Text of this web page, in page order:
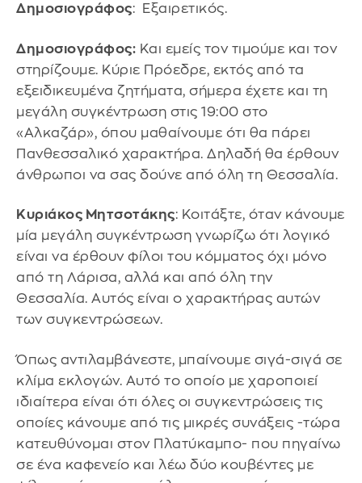
Δημοσιογράφος: Εξαιρετικός.
Δημοσιογράφος: Και εμείς τον τιμούμε και τον
στηρίζουμε. Κύριε Πρόεδρε, εκτός από τα
εξειδικευμένα ζητήματα, σήμερα έχετε και τη
μεγάλη συγκέντρωση στις 19:00 στο
«Αλκαζάρ», όπου μαθαίνουμε ότι θα πάρει
Πανθεσσαλικό χαρακτήρα. Δηλαδή θα έρθουν
άνθρωποι να σας δούνε από όλη τη Θεσσαλία.
Κυριάκος Μητσοτάκης: Κοιτάξτε, όταν κάνουμε
μία μεγάλη συγκέντρωση γνωρίζω ότι λογικό
είναι να έρθουν φίλοι του κόμματος όχι μόνο
από τη Λάρισα, αλλά και από όλη την
Θεσσαλία. Αυτός είναι ο χαρακτήρας αυτών
των συγκεντρώσεων.
Όπως αντιλαμβάνεστε, μπαίνουμε σιγά-σιγά σε
κλίμα εκλογών. Αυτό το οποίο με χαροποιεί
ιδιαίτερα είναι ότι όλες οι συγκεντρώσεις τις
οποίες κάνουμε από τις μικρές συνάξεις -τώρα
κατευθύνομαι στον Πλατύκαμπο- που πηγαίνω
σε ένα καφενείο και λέω δύο κουβέντες με